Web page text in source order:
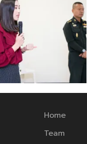
Home
Team